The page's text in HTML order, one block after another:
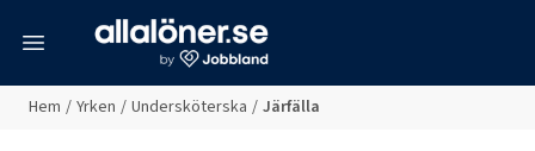
Hem / Yrken / Undersköterska / Järfälla